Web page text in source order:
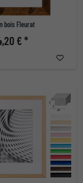
bois Fleurat
€ *